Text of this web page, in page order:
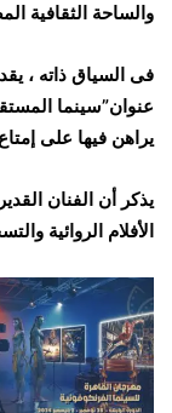
والساحة الثقافية
فى السياق ذاته ،
عنوان”سينما
يراهن فيها على
يذكر أن الفنان
الأفلام الروائية